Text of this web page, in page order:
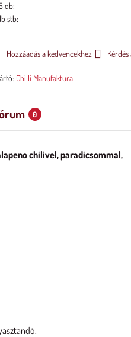
db:
stb:
Hozzáadás a kedvencekhez
Chilli Manufaktura
0
chilivel, paradicsommal,